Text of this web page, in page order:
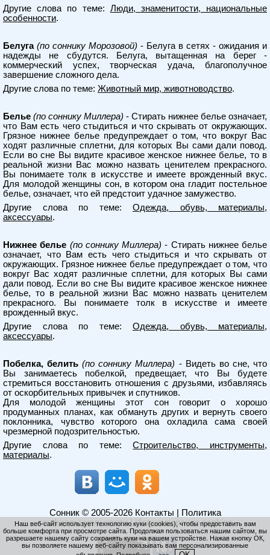
Другие слова по теме: Люди, знаменитости, национальные
особенности.
Белуга (по соннику Морозовой) - Белуга в сетях - ожидания и
надежды не сбудутся. Белуга, вытащенная на берег -
коммерческий успех, творческая удача, благополучное
завершение сложного дела.
Другие слова по теме: Животный мир, животноводство.
Белье (по соннику Миллера) - Стирать нижнее белье означает,
что Вам есть чего стыдиться и что скрывать от окружающих.
Грязное нижнее белье предупреждает о том, что вокруг Вас
ходят различные сплетни, для которых Вы сами дали повод.
Если во сне Вы видите красивое женское нижнее белье, то в
реальной жизни Вас можно назвать ценителем прекрасного.
Вы понимаете толк в искусстве и имеете врожденный вкус.
Для молодой женщины сон, в котором она гладит постельное
белье, означает, что ей предстоит удачное замужество.
Другие слова по теме: Одежда, обувь, материалы,
аксессуары.
Нижнее белье (по соннику Миллера) - Стирать нижнее белье
означает, что Вам есть чего стыдиться и что скрывать от
окружающих. Грязное нижнее белье предупреждает о том, что
вокруг Вас ходят различные сплетни, для которых Вы сами
дали повод. Если во сне Вы видите красивое женское нижнее
белье, то в реальной жизни Вас можно назвать ценителем
прекрасного. Вы понимаете толк в искусстве и имеете
врожденный вкус.
Другие слова по теме: Одежда, обувь, материалы,
аксессуары.
Побелка, белить (по соннику Миллера) - Видеть во сне, что
Вы занимаетесь побелкой, предвещает, что Вы будете
стремиться восстановить отношения с друзьями, избавляясь
от оскорбительных привычек и спутников.
Для молодой женщины этот сон говорит о хорошо
продуманных планах, как обмануть других и вернуть своего
поклонника, чувство которого она охладила сама своей
чрезмерной подозрительностью.
Другие слова по теме:Строительство, инструменты,
материалы.
Сонник© 2005-2026 Контакты
Политика
конфиденциальности|Использование cookies
Наш веб-сайт использует технологию куки (cookies), чтобы предоставить вам
больше комфорта при просмотре сайта. Продолжая пользоваться нашим сайтом, вы
разрешаете нашему сайту сохранять куки на вашем устройстве. Нажав кнопку ОК,
вы позволяете нашему веб-сайту показывать вам персонализированные